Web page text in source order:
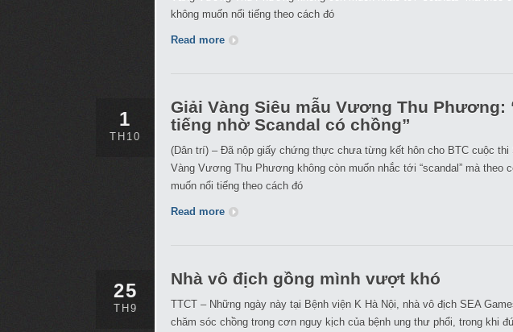
không muốn nổi tiếng theo cách đó
Read more
1
TH10
Giải Vàng Siêu mẫu Vương Thu Phương:
tiếng nhờ Scandal có chồng”
(Dân trí) – Đã nộp giấy chứng thực chưa từng kết hôn cho BTC cuộc thi
Vàng Vương Thu Phương không còn muốn nhắc tới “scandal” mà theo
muốn nổi tiếng theo cách đó
Read more
25
TH9
Nhà vô địch gồng mình vượt khó
TTCT – Những ngày này tại Bệnh viện K Hà Nội, nhà vô địch SEA
chăm sóc chồng trong cơn nguy kịch của bệnh ung thư phổi, trong khi